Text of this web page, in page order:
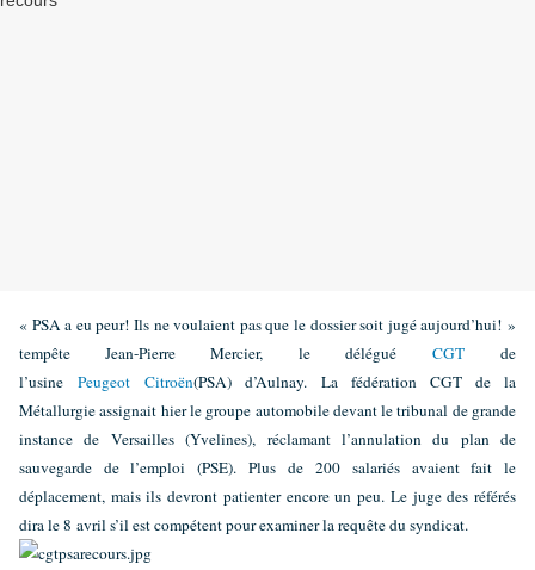
« PSA a eu peur! Ils ne voulaient pas que le dossier soit jugé aujourd’hui! »
tempête Jean-Pierre Mercier, le délégué
CGT
de
l’usine
Peugeot Citroën(PSA) d’Aulnay. La fédération CGT de la
Métallurgie assignait hier le groupe automobile devant le tribunal de grande
instance de Versailles (Yvelines), réclamant l’annulation du plan de
sauvegarde de l’emploi (PSE). Plus de 200 salariés avaient fait le
déplacement, mais ils devront patienter encore un peu. Le juge des référés
dira le 8 avril s’il est compétent pour examiner la requête du syndicat.